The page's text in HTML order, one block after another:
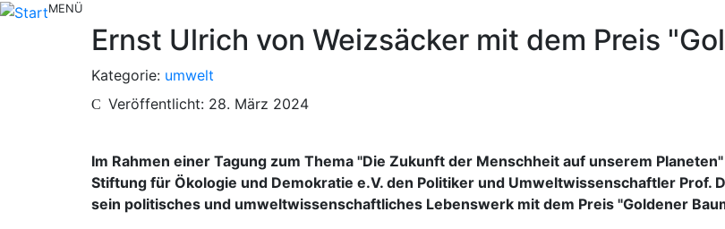
MENÜ
Ernst Ulrich von Weizsäcker mit dem Preis
Kategorie: umwelt
Veröffentlicht: 28. März 2024
Im Rahmen einer Tagung zum Thema "Die Zukunft der Menschheit auf unserem
Stiftung für Ökologie und Demokratie e.V. den Politiker und Umweltwissenschaftler Prof.
sein politisches und umweltwissenschaftliches Lebenswerk mit dem Preis "Goldener